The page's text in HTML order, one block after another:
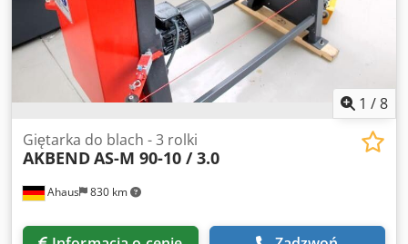
1 /8
Ahaus 830 km
Giętarka do blach - 3 rolki
AKBENDAS-M 90-10 / 3.0